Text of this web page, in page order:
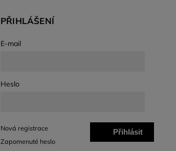
PŘIHLÁŠENÍ
E-mail
Heslo
Přihlásit
Nová registrace
Zapomenuté heslo